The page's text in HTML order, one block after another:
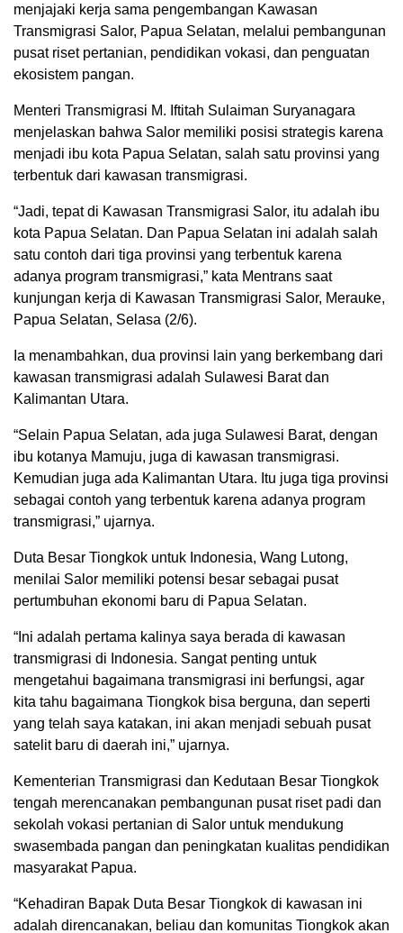
menjajaki kerja sama pengembangan Kawasan
Transmigrasi Salor, Papua Selatan, melalui pembangunan
pusat riset pertanian, pendidikan vokasi, dan penguatan
ekosistem pangan.
Menteri Transmigrasi M. Iftitah Sulaiman Suryanagara
menjelaskan bahwa Salor memiliki posisi strategis karena
menjadi ibu kota Papua Selatan, salah satu provinsi yang
terbentuk dari kawasan transmigrasi.
“Jadi, tepat di Kawasan Transmigrasi Salor, itu adalah ibu
kota Papua Selatan. Dan Papua Selatan ini adalah salah
satu contoh dari tiga provinsi yang terbentuk karena
adanya program transmigrasi,” kata Mentrans saat
kunjungan kerja di Kawasan Transmigrasi Salor, Merauke,
Papua Selatan, Selasa (2/6).
Ia menambahkan, dua provinsi lain yang berkembang dari
kawasan transmigrasi adalah Sulawesi Barat dan
Kalimantan Utara.
“Selain Papua Selatan, ada juga Sulawesi Barat, dengan
ibu kotanya Mamuju, juga di kawasan transmigrasi.
Kemudian juga ada Kalimantan Utara. Itu juga tiga provinsi
sebagai contoh yang terbentuk karena adanya program
transmigrasi,” ujarnya.
Duta Besar Tiongkok untuk Indonesia, Wang Lutong,
menilai Salor memiliki potensi besar sebagai pusat
pertumbuhan ekonomi baru di Papua Selatan.
“Ini adalah pertama kalinya saya berada di kawasan
transmigrasi di Indonesia. Sangat penting untuk
mengetahui bagaimana transmigrasi ini berfungsi, agar
kita tahu bagaimana Tiongkok bisa berguna, dan seperti
yang telah saya katakan, ini akan menjadi sebuah pusat
satelit baru di daerah ini,” ujarnya.
Kementerian Transmigrasi dan Kedutaan Besar Tiongkok
tengah merencanakan pembangunan pusat riset padi dan
sekolah vokasi pertanian di Salor untuk mendukung
swasembada pangan dan peningkatan kualitas pendidikan
masyarakat Papua.
“Kehadiran Bapak Duta Besar Tiongkok di kawasan ini
adalah direncanakan, beliau dan komunitas Tiongkok akan